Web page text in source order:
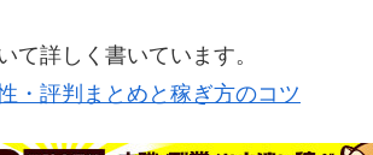
て詳しく書いています。
・評判まとめと稼ぎ方のコツ